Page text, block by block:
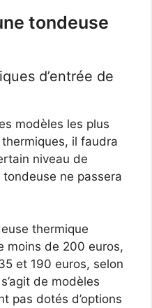
tondeuse
d’entrée de
modèles les plus
il faudra
niveau de
ne passera
thermique
moins de 200 euros,
et 190 euros, selon
de modèles
pas dotés d’options